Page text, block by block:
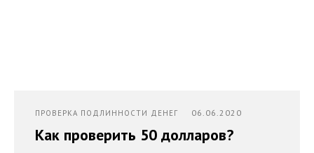
ПРОВЕРКА ПОДЛИННОСТИ ДЕНЕГ 06.06.2020
Как проверить 50 долларов?